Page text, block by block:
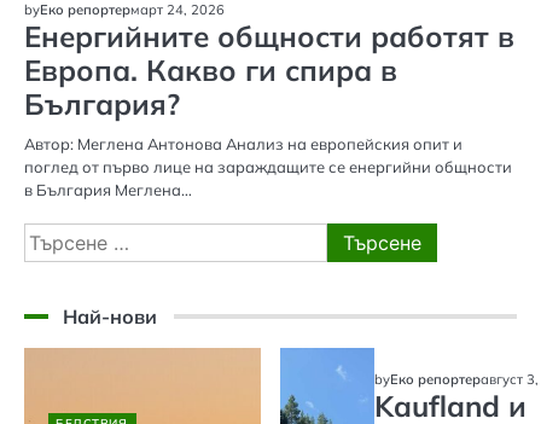
byЕко репортермарт 24, 2026
Енергийните общности работят в
Европа. Какво ги спира в
България?
Автор: Меглена Антонова Анализ на европейския опит и
поглед от първо лице на зараждащите се енергийни общности
в България Меглена…
Търсене
за:
Най-нови
byЕко репортеравгуст
Kaufland и